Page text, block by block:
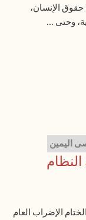
الإنسان،
وحتى ...
اليمين
الإضراب العام